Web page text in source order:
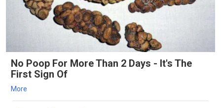
No Poop For More Than 2 Days - It's The
First Sign Of
More